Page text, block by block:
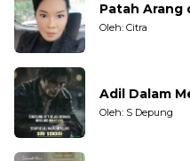
Patah Arang
Oleh: Citra
Adil Dalam
Oleh: S Depung